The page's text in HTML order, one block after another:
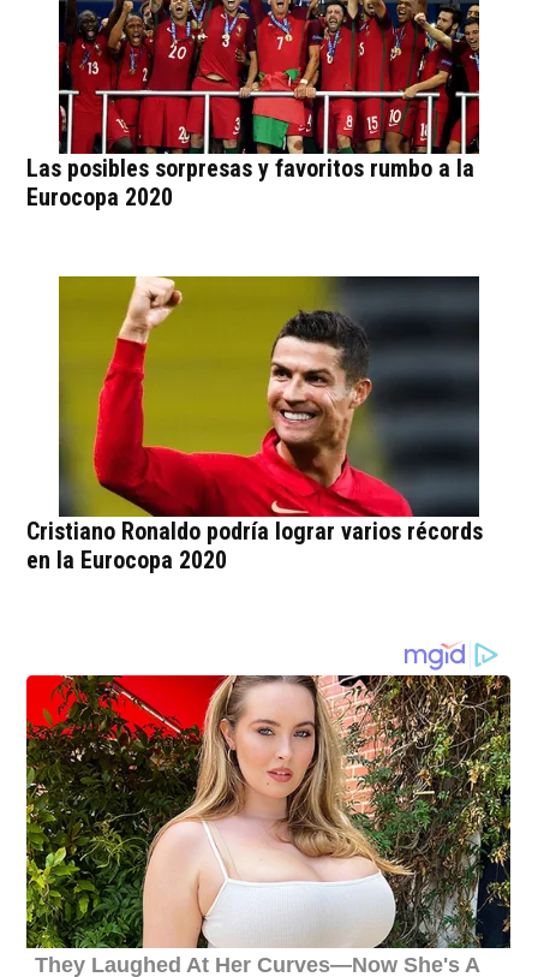
Las posibles sorpresas y favoritos rumbo a la
Eurocopa 2020
Cristiano Ronaldo podría lograr varios récords
en la Eurocopa 2020